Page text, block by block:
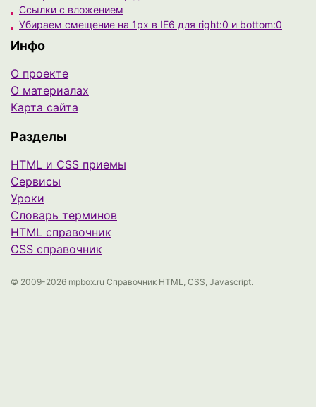
Ссылки с вложением
Убираем смещение на 1px в IE6 для right:0 и bottom:0
Инфо
О проекте
О материалах
Карта сайта
Разделы
HTML и CSS приемы
Сервисы
Уроки
Cловарь терминов
HTML справочник
CSS справочник
© 2009-2026 mpbox.ru Справочник HTML, CSS, Javascript.